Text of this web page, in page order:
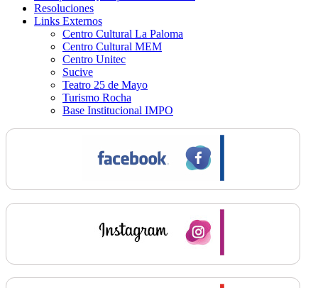
Resoluciones
Links Externos
Centro Cultural La Paloma
Centro Cultural MEM
Centro Unitec
Sucive
Teatro 25 de Mayo
Turismo Rocha
Base Institucional IMPO